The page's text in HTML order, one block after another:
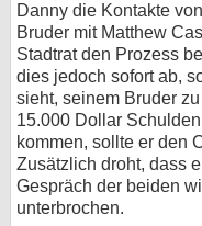
Danny die Kontakte
Bruder mit Matthew
Stadtrat den Prozess
dies jedoch sofort ab,
sieht, seinem Bruder
15.000 Dollar
kommen, sollte er den
Zusätzlich droht, dass
Gespräch der beiden
unterbrochen.